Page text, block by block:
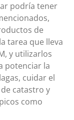
podría tener
de
tarea que lleva
y utilizarlos
potenciar la
cuidar el
catastro y
como